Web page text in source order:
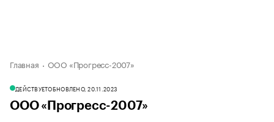
Главная ООО «Прогресс-2007»
ДЕЙСТВУЕТОБНОВЛЕНО, 20.11.2023
ООО «Прогресс-2007»